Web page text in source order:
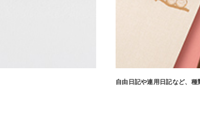
自由日記や連用日記など、種